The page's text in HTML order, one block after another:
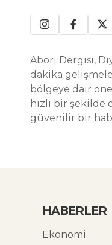
Abori Dergisi,
dakika
bölgeye dair
hızlı bir şekilde
güvenilir bir
HABERLER
Ekonomi